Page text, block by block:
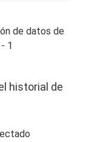
de datos de
1
historial de